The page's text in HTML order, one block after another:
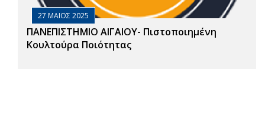
27 ΜΑΙΟΣ 2025
ΠΑΝΕΠΙΣΤΗΜΙΟ ΑΙΓΑΙΟΥ- Πιστοποιημένη
Κουλτούρα Ποιότητας